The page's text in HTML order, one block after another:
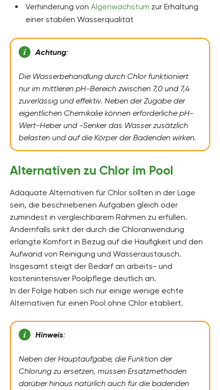
Verhinderung von Algenwachstum zur Erhaltung
einer stabilen Wasserqualität
Achtung:
Die Wasserbehandlung durch Chlor funktioniert
nur im mittleren pH-Bereich zwischen 7,0 und 7,4
zuverlässig und effektiv. Neben der Zugabe der
eigentlichen Chemikalie können erforderliche pH-
Wert-Heber und -Senker das Wasser zusätzlich
belasten und auf die Körper der Badenden wirken.
Alternativen zu Chlor im Pool
Adäquate Alternativen für Chlor sollten in der Lage
sein, die beschriebenen Aufgaben gleich oder
zumindest in vergleichbarem Rahmen zu erfüllen.
Andernfalls sinkt der durch die Chloranwendung
erlangte Komfort in Bezug auf die Häufigkeit und den
Aufwand von Reinigung und Wasseraustausch.
Insgesamt steigt der Bedarf an arbeits- und
kostenintensiver Poolpflege deutlich an.
In der Folge haben sich nur einige wenige echte
Alternativen für einen Pool ohne Chlor etabliert.
Hinweis:
Neben der Hauptaufgabe, die Funktion der
Chlorung zu ersetzen, müssen Ersatzmethoden
darüber hinaus natürlich auch für die badenden